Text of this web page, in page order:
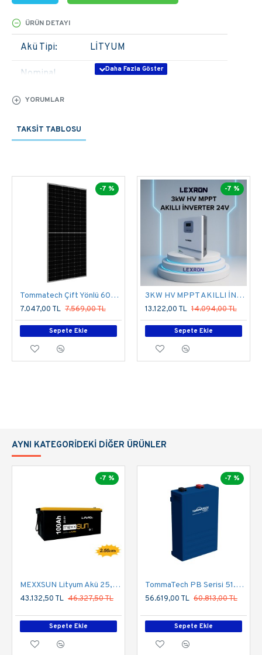
ÜRÜN DETAYI
Akü Tipi: LİTYUM
Nominal
Deşarj
Süresi:
Cycle Life: 4000 times(%80DOD)
Ölçüler
Ağırlık (kg):
CE/UN38.3/UL1973/IEC62619
DATASHEET
YORUMLAR
TAKSIT TABLOSU
-7 %
Tommatech Çift Yönlü 600Wp TopCON Monokristal Diamond Plus
7.047,00 TL 7.569,00 TL
Sepete Ekle
-7 %
3KW HV MPPT AKILLI İNVERTER 24V
13.122,00 TL 14.094,00 TL
Sepete Ekle
AYNI KATEGORIDEKI DIĞER ÜRÜNLER
-7 %
MEXXSUN Lityum Akü 25,6V 100Ah (LiFePo4) 2560Wh
43.132,50 TL 46.327,50 TL
Sepete Ekle
-7 %
TommaTech PB Serisi 51.2V 100 Ah Lityum Batarya Prizmatik Hücre
56.619,00 TL 60.813,00 TL
Sepete Ekle